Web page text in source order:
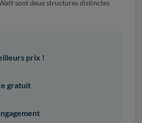
sont deux structures distinctes
prix !
gratuit